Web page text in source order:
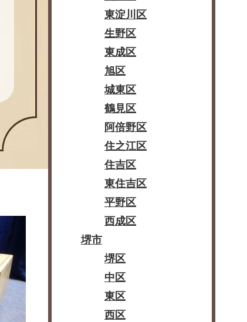
東淀川区
生野区
東成区
旭区
城東区
鶴見区
阿倍野区
住之江区
住吉区
東住吉区
平野区
西成区
堺市
堺区
中区
東区
西区